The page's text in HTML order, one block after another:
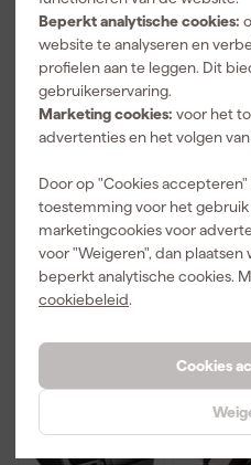
Beperkt analytische cookies:
website te analyseren en
profielen aan te leggen. Dit
gebruikerservaring.
Marketing cookies: voor het
advertenties en het volgen
Door op "Cookies
toestemming voor het gebruik
marketingcookies voor
voor "Weigeren", dan
beperkt analytische cookies.
cookiebeleid.
Cookies
Makita
821551-8
Mbox
opbergkoffer
215mm hoog
bezorgd
39,99
incl. BTW
MBox 3
voor
sets
bezorgd
Adviesprijs
9,49
Top 10 vd